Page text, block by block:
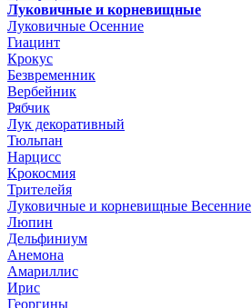
Луковичные и корневищные
Луковичные Осенние
Гиацинт
Крокус
Безвременник
Вербейник
Рябчик
Лук декоративный
Тюльпан
Нарцисс
Крокосмия
Трителейя
Луковичные и корневищные Весенние
Люпин
Дельфиниум
Анемона
Амариллис
Ирис
Георгины